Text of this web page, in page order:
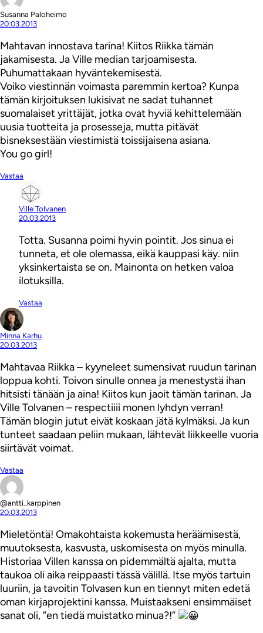
Susanna Paloheimo
20.03.2013
Mahtavan innostava tarina! Kiitos Riikka tämän
jakamisesta. Ja Ville median tarjoamisesta.
Puhumattakaan hyväntekemisestä.
Voiko viestinnän voimasta paremmin kertoa? Kunpa
tämän kirjoituksen lukisivat ne sadat tuhannet
suomalaiset yrittäjät, jotka ovat hyviä kehittelemään
uusia tuotteita ja prosesseja, mutta pitävät
bisneksestään viestimistä toissijaisena asiana.
You go girl!
Vastaa
Ville Tolvanen
20.03.2013
Totta. Susanna poimi hyvin pointit. Jos sinua ei
tunneta, et ole olemassa, eikä kauppasi käy. niin
yksinkertaista se on. Mainonta on hetken valoa
ilotuksilla.
Vastaa
Minna Karhu
20.03.2013
Mahtavaa Riikka – kyyneleet sumensivat ruudun tarinan
loppua kohti. Toivon sinulle onnea ja menestystä ihan
hitsisti tänään ja aina! Kiitos kun jaoit tämän tarinan. Ja
Ville Tolvanen – respectiiii monen lyhdyn verran!
Tämän blogin jutut eivät koskaan jätä kylmäksi. Ja kun
tunteet saadaan peliin mukaan, lähtevät liikkeelle vuoria
siirtävät voimat.
Vastaa
@antti_karppinen
20.03.2013
Mieletöntä! Omakohtaista kokemusta heräämisestä,
muutoksesta, kasvusta, uskomisesta on myös minulla.
Historiaa Villen kanssa on pidemmältä ajalta, mutta
taukoa oli aika reippaasti tässä välillä. Itse myös tartuin
luuriin, ja tavoitin Tolvasen kun en tiennyt miten edetä
oman kirjaprojektini kanssa. Muistaakseni ensimmäiset
sanat oli, ”en tiedä muistatko minua?!”